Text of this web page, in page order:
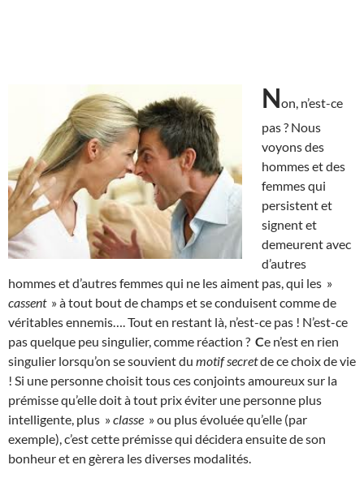
Non, n’est-ce
pas ? Nous
voyons des
hommes et des
femmes qui
persistent et
signent et
demeurent avec
d’autres
hommes et d’autres femmes qui ne les aiment pas, qui les »
cassent» à tout bout de champs et se conduisent comme de
véritables ennemis…. Tout en restant là, n’est-ce pas ! N’est-ce
pas quelque peu singulier, comme réaction ? Ce n’est en rien
singulier lorsqu’on se souvient du motif secretde ce choix de vie
! Si une personne choisit tous ces conjoints amoureux sur la
prémisse qu’elle doit à tout prix éviter une personne plus
intelligente, plus »classe » ou plus évoluée qu’elle (par
exemple), c’est cette prémisse qui décidera ensuite de son
bonheur et en gèrera les diverses modalités.